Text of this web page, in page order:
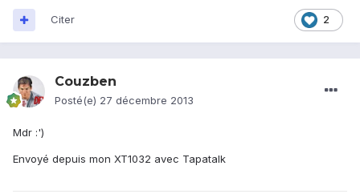
2
Citer
Couzben
Posté(e) 27 décembre 2013
Mdr :')
Envoyé depuis mon XT1032 avec Tapatalk